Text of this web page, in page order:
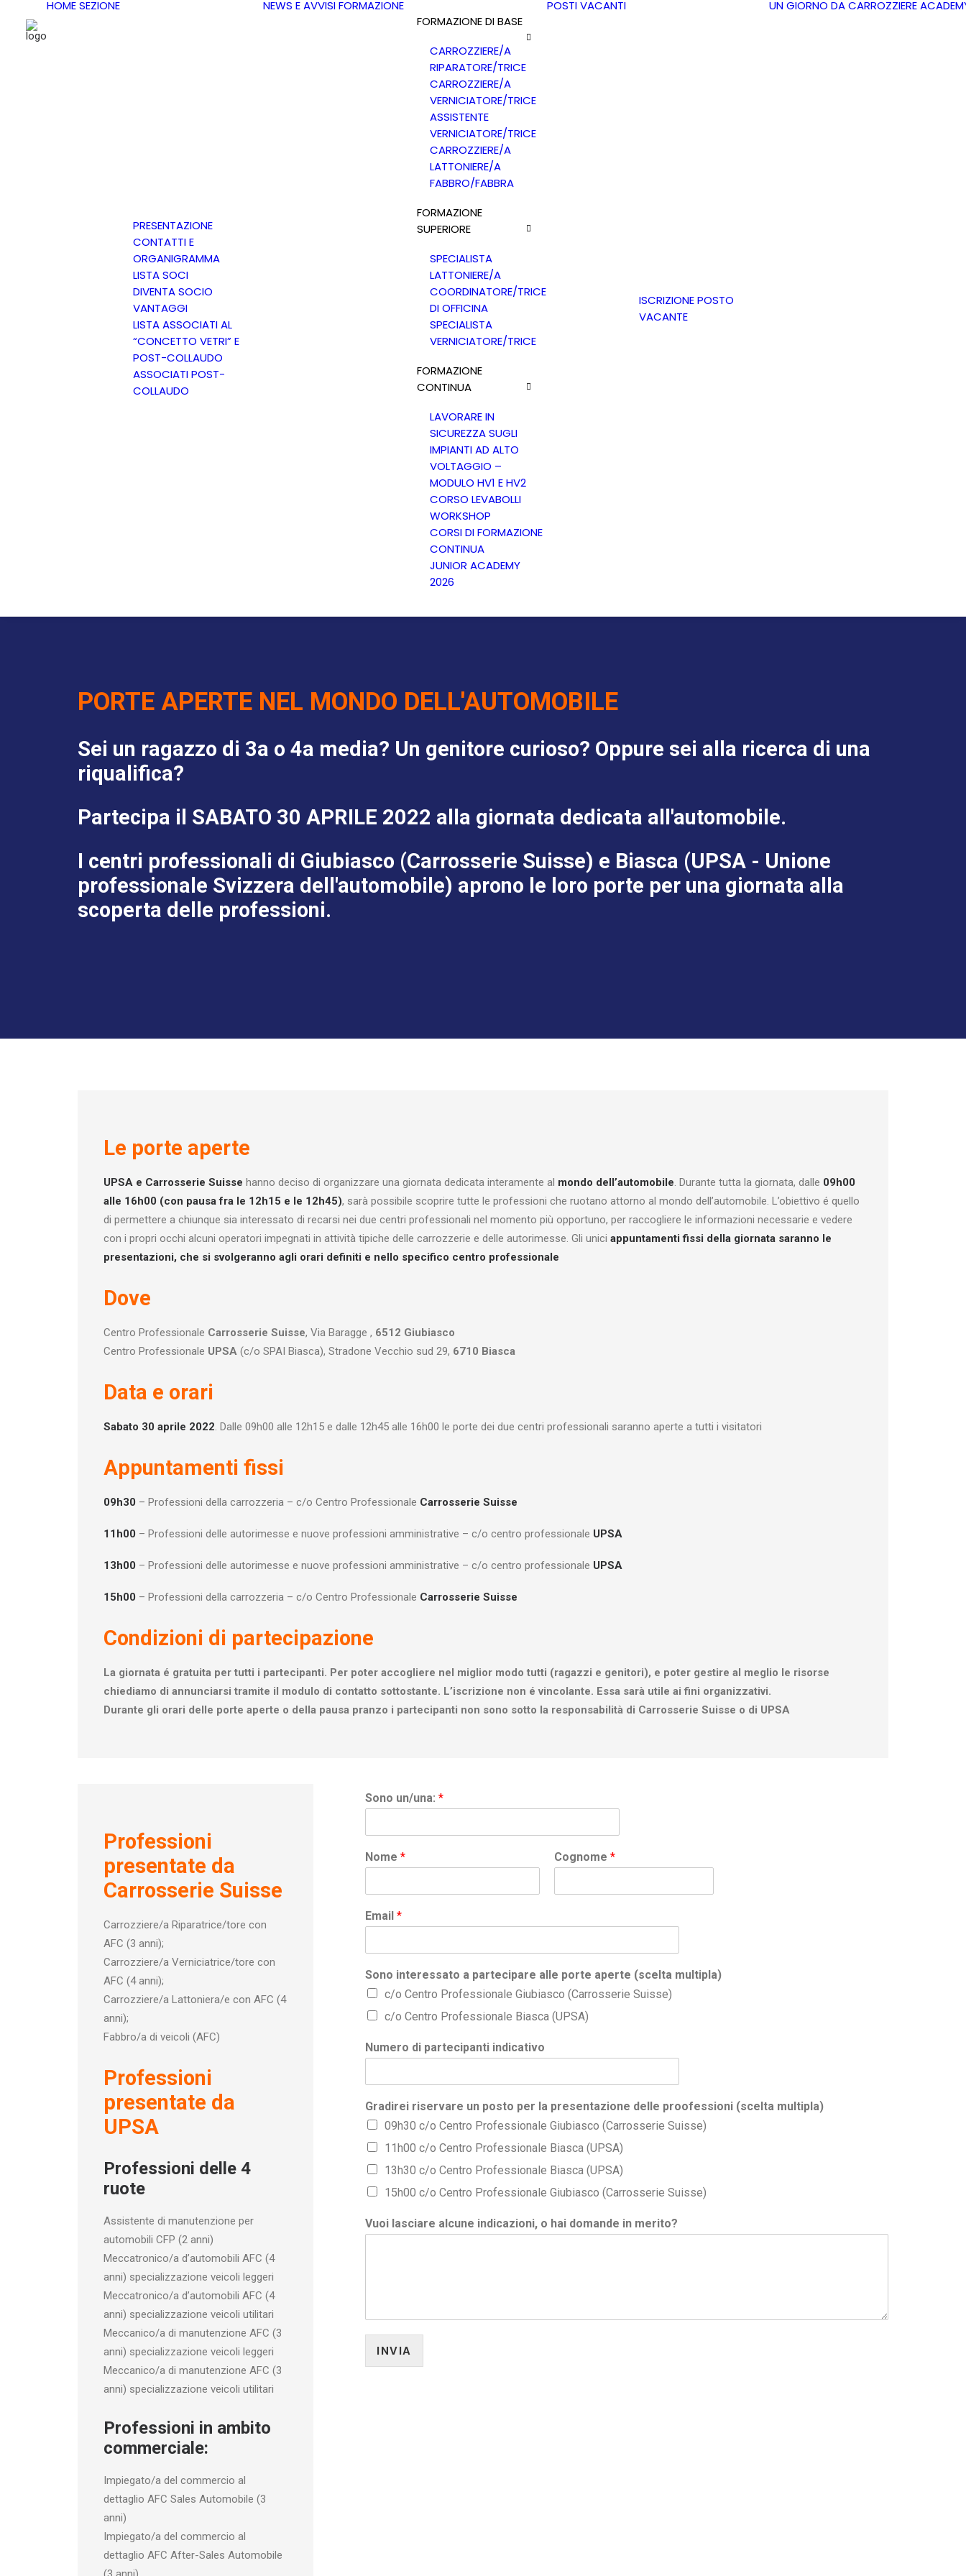
HOMESEZIONE
PRESENTAZIONE
CONTATTI E
ORGANIGRAMMA
LISTA SOCI
DIVENTA SOCIO
VANTAGGI
LISTA ASSOCIATI AL
“CONCETTO VETRI” E
POST-COLLAUDO
ASSOCIATI POST-
COLLAUDO
NEWS E AVVISIFORMAZIONE
FORMAZIONE DI BASE
CARROZZIERE/A
RIPARATORE/TRICE
CARROZZIERE/A
VERNICIATORE/TRICE
ASSISTENTE
VERNICIATORE/TRICE
CARROZZIERE/A
LATTONIERE/A
FABBRO/FABBRA
FORMAZIONE
SUPERIORE
SPECIALISTA
LATTONIERE/A
COORDINATORE/TRICE
DI OFFICINA
SPECIALISTA
VERNICIATORE/TRICE
FORMAZIONE
CONTINUA
LAVORARE IN
SICUREZZA SUGLI
IMPIANTI AD ALTO
VOLTAGGIO –
MODULO HV1 E HV2
CORSO LEVABOLLI
WORKSHOP
CORSI DI FORMAZIONE
CONTINUA
JUNIOR ACADEMY
2026
POSTI VACANTI
ISCRIZIONE POSTO
VACANTE
UN GIORNO DA CARROZZIERE
PORTE APERTE NEL MONDO DELL'AUTOMOBILE
Sei un ragazzo di 3a o 4a media? Un genitore curioso? Oppure sei alla ricerca di una
riqualifica?
Partecipa il SABATO 30 APRILE 2022 alla giornata dedicata all'automobile.
I centri professionali di Giubiasco (Carrosserie Suisse) e Biasca (UPSA - Unione
professionale Svizzera dell'automobile) aprono le loro porte per una giornata alla
scoperta delle professioni.
Le porte aperte
UPSA e Carrosserie Suisse hanno deciso di organizzare una giornata dedicata interamente al mondo dell’automobile. Durante tutta la giornata, dalle 09h00
alle 16h00 (con pausa fra le 12h15 e le 12h45), sarà possibile scoprire tutte le professioni che ruotano attorno al mondo dell’automobile. L’obiettivo é quello
di permettere a chiunque sia interessato di recarsi nei due centri professionali nel momento più opportuno, per raccogliere le informazioni necessarie e vedere
con i propri occhi alcuni operatori impegnati in attività tipiche delle carrozzerie e delle autorimesse. Gli unici appuntamenti fissi della giornata saranno le
presentazioni, che si svolgeranno agli orari definiti e nello specifico centro professionale
Dove
Centro Professionale Carrosserie Suisse, Via Baragge , 6512 Giubiasco
Centro Professionale UPSA (c/o SPAI Biasca), Stradone Vecchio sud 29, 6710 Biasca
Data e orari
Sabato 30 aprile 2022. Dalle 09h00 alle 12h15 e dalle 12h45 alle 16h00 le porte dei due centri professionali saranno aperte a tutti i visitatori
Appuntamenti fissi
09h30 – Professioni della carrozzeria – c/o Centro Professionale Carrosserie Suisse
11h00 – Professioni delle autorimesse e nuove professioni amministrative – c/o centro professionale UPSA
13h00 – Professioni delle autorimesse e nuove professioni amministrative – c/o centro professionale UPSA
15h00 – Professioni della carrozzeria – c/o Centro Professionale Carrosserie Suisse
Condizioni di partecipazione
La giornata é gratuita per tutti i partecipanti. Per poter accogliere nel miglior modo tutti (ragazzi e genitori), e poter gestire al meglio le risorse
chiediamo di annunciarsi tramite il modulo di contatto sottostante. L’iscrizione non é vincolante. Essa sarà utile ai fini organizzativi.
Durante gli orari delle porte aperte o della pausa pranzo i partecipanti non sono sotto la responsabilità di Carrosserie Suisse o di UPSA
Professioni
presentate da
Carrosserie Suisse
Carrozziere/a Riparatrice/tore con
AFC (3 anni);
Carrozziere/a Verniciatrice/tore con
AFC (4 anni);
Carrozziere/a Lattoniera/e con AFC (4
anni);
Fabbro/a di veicoli (AFC)
Professioni
presentate da
UPSA
Professioni delle 4
ruote
Assistente di manutenzione per
automobili CFP (2 anni)
Meccatronico/a d’automobili AFC (4
anni) specializzazione veicoli leggeri
Meccatronico/a d’automobili AFC (4
anni) specializzazione veicoli utilitari
Meccanico/a di manutenzione AFC (3
anni) specializzazione veicoli leggeri
Meccanico/a di manutenzione AFC (3
anni) specializzazione veicoli utilitari
Professioni in ambito
commerciale:
Impiegato/a del commercio al
dettaglio AFC Sales Automobile (3
anni)
Impiegato/a del commercio al
dettaglio AFC After-Sales Automobile
Sono un/una: *
Nome * Cognome *
Email *
Sono interessato a partecipare alle porte aperte (scelta multipla)
c/o Centro Professionale Giubiasco (Carrosserie Suisse)
c/o Centro Professionale Biasca (UPSA)
Numero di partecipanti indicativo
Gradirei riservare un posto per la presentazione delle proofessioni (scelta multipla)
09h30 c/o Centro Professionale Giubiasco (Carrosserie Suisse)
11h00 c/o Centro Professionale Biasca (UPSA)
13h30 c/o Centro Professionale Biasca (UPSA)
15h00 c/o Centro Professionale Giubiasco (Carrosserie Suisse)
Vuoi lasciare alcune indicazioni, o hai domande in merito?
INVIA